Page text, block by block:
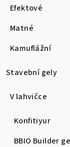
Efektové
Matné
Kamuflážní
Stavební gely
V lahvičce
Konfitiyur
BBIO Builder